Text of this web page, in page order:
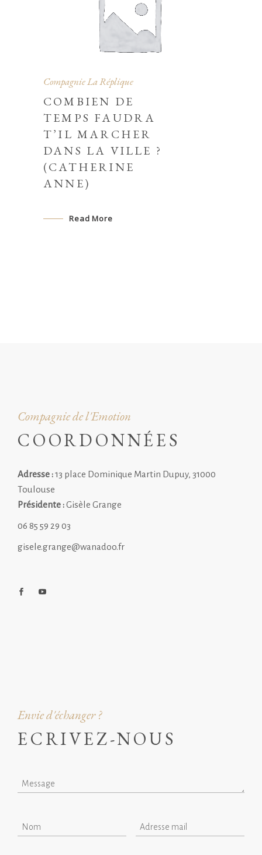
Compagnie La Réplique
COMBIEN DE
TEMPS FAUDRA
T’IL MARCHER
DANS LA VILLE ?
(CATHERINE
ANNE)
Read More
Compagnie de l'Emotion
COORDONNÉES
Adresse :13 place Dominique Martin Dupuy, 31000
Toulouse
Présidente :Gisèle Grange
06 85 59 29 03
gisele.grange@wanadoo.fr
Envie d'échanger ?
ECRIVEZ-NOUS